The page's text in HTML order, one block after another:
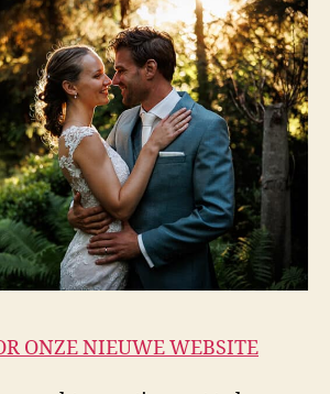
ONZE NIEUWE WEBSITE